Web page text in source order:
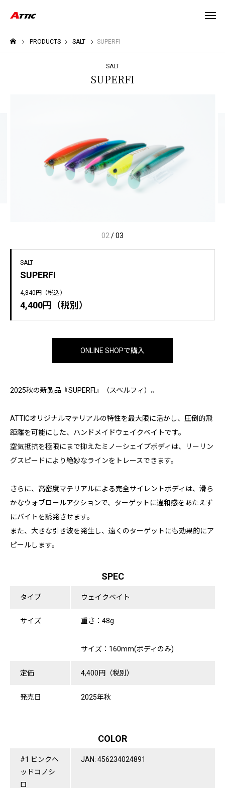
PRODUCTS SALT SUPERFI
SALT
SUPERFI
02 /03
SALT
SUPERFI
4,840円（税込）
4,400円（税別）
ONLINE SHOPで購入
2025秋の新製品『SUPERFI』（スペルフィ）。
ATTICオリジナルマテリアルの特性を最大限に活かし、圧倒的飛
距離を可能にした、ハンドメイドウェイクベイトです。
空気抵抗を極限にまで抑えたミノーシェイプボディは、リーリン
グスピードにより絶妙なラインをトレースできます。
さらに、高密度マテリアルによる完全サイレントボディは、滑ら
かなウォブロールアクションで、ターゲットに違和感をあたえず
にバイトを誘発させます。
また、大きな引き波を発生し、遠くのターゲットにも効果的にア
ピールします。
SPEC
タイプ ウェイクベイト
サイズ 重さ：48g
サイズ：160mm(ボディのみ)
定価 4,400円（税別）
発売日 2025年秋
COLOR
#1 ピンクヘ
ッドコノシ
ロ
JAN: 456234024891